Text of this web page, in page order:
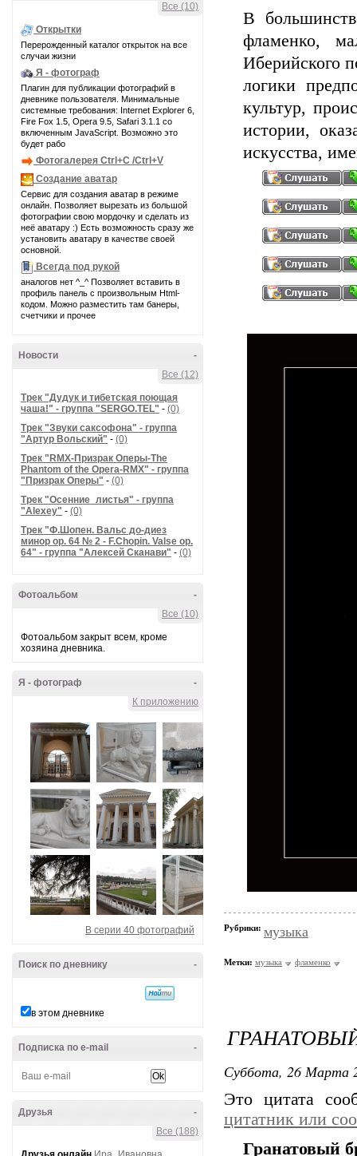
Все (10)
Открытки
Перерожденный каталог открыток на все
случаи жизни
Я - фотограф
Плагин для публикации фотографий в
дневнике пользователя. Минимальные
системные требования: Internet Explorer 6,
Fire Fox 1.5, Opera 9.5, Safari 3.1.1 со
включенным JavaScript. Возможно это
будет рабо
Фотогалерея Ctrl+C /Ctrl+V
Создание аватар
Сервис для создания аватар в режиме
онлайн. Позволяет вырезать из большой
фотографии свою мордочку и сделать из
неё аватару :) Есть возможность сразу же
установить аватару в качестве своей
основной.
Всегда под рукой
аналогов нет ^_^ Позволяет вставить в
профиль панель с произвольным Html-
кодом. Можно разместить там банеры,
счетчики и прочее
-
Новости
Все (12)
Трек "Дудук и тибетская поющая
чаша!" - группа "SERGO.TEL" - (0)
Трек "Звуки саксофона" - группа
"Артур Вольский" - (0)
Трек "RMX-Призрак Оперы-The
Phantom of the Opera-RMX" - группа
"Призрак Оперы" - (0)
Трек "Осенние_листья" - группа
"Alexey" - (0)
Трек "Ф.Шопен. Вальс до-диез
минор ор. 64 № 2 - F.Chopin. Valse op.
64" - группа "Алексей Сканави" - (0)
-
Фотоальбом
Все (10)
Фотоальбом закрыт всем, кроме
хозяина дневника.
-
Я - фотограф
К приложению
В серии 40 фотографий
-
Поиск по дневнику
в этом дневнике
-
Подписка по e-mail
-
Друзья
Все (188)
В
фламенко,
Иберийского
логики
культур,
истории,
искусства,
Рубрики: музыка
Метки: музыка фламенко
Суббота, 26 Марта
Это цитата
цитатник или
Гранатовый